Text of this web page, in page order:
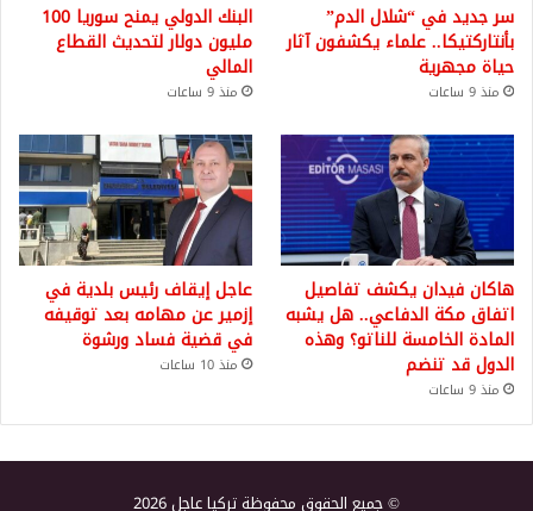
سر جديد في “شلال الدم”
بأنتاركتيكا.. علماء يكشفون آثار
حياة مجهرية
منذ 9 ساعات
البنك الدولي يمنح سوريا 100
مليون دولار لتحديث القطاع
المالي
منذ 9 ساعات
هاكان فيدان يكشف تفاصيل
اتفاق مكة الدفاعي.. هل يشبه
المادة الخامسة للناتو؟ وهذه
الدول قد تنضم
منذ 9 ساعات
عاجل إيقاف رئيس بلدية في
إزمير عن مهامه بعد توقيفه
في قضية فساد ورشوة
منذ 10 ساعات
© جميع الحقوق محفوظة تركيا عاجل 2026